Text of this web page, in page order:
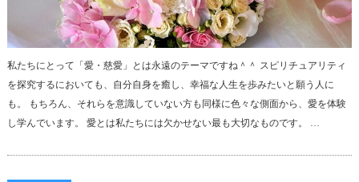
私たちにとって「愛・慈愛」とは永遠のテーマですね＾＾ スピリチュアリティ
を探究するにおいても、自分自身を癒し、幸福な人生を歩みたいと願う人に
も。 もちろん、それらを意識していない方も同様に色々な側面から、愛を体験
し学んでいます。 愛とは私たちには欠かせない最も大切なものです。 …